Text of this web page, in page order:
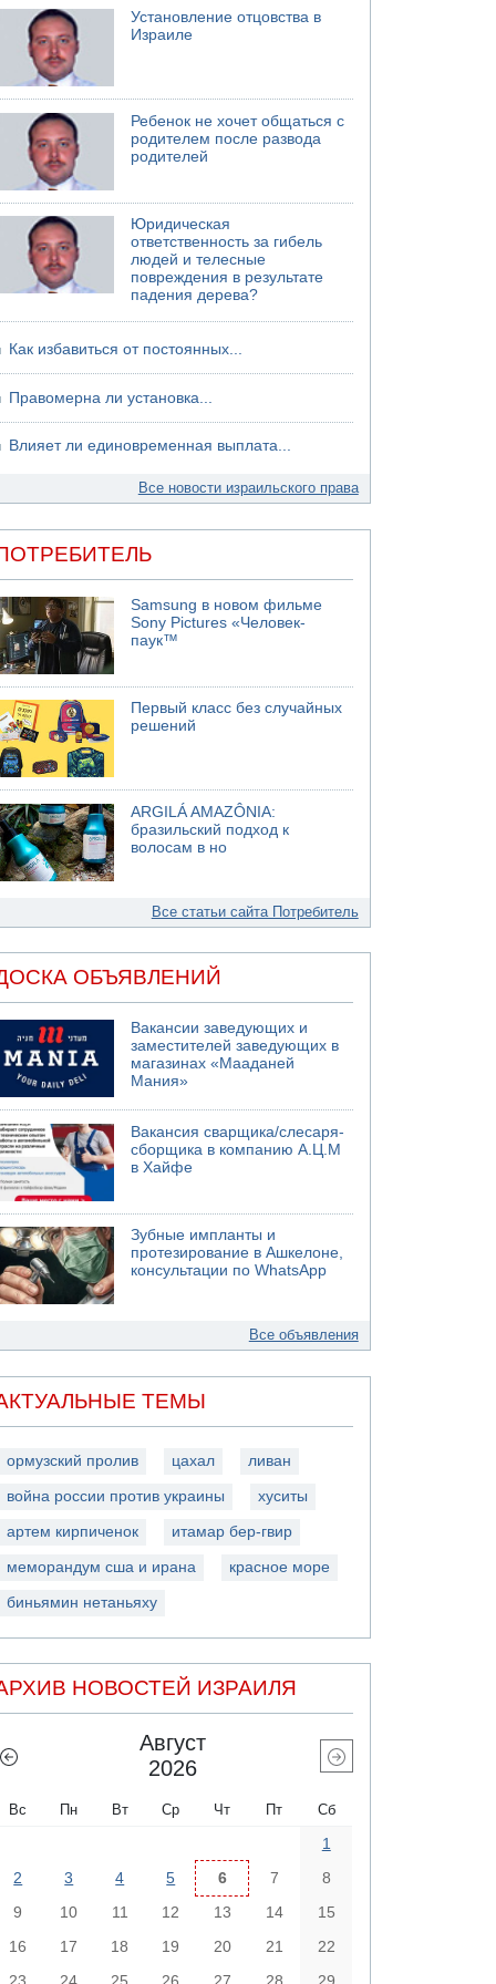
04.08.2026 12:29
Малыш обварился супом в Бней-Браке
Установление отцовства в
Израиле
Ребенок не хочет общаться с
родителем после развода
родителей
Юридическая
ответственность за гибель
людей и телесные
повреждения в результате
падения дерева?
Как избавиться от постоянных...
Правомерна ли установка...
Влияет ли единовременная выплата...
Все новости израильского права
Samsung в новом фильме
Sony Pictures «Человек-
паук™
Первый класс без случайных
решений
ARGILÁ AMAZÔNIA:
бразильский подход к
волосам в но
Все статьи сайта Потребитель
ОБЪЯВЛЕНИЙ
Вакансии заведующих и
заместителей заведующих в
магазинах «Мааданей
Мания»
Вакансия сварщика/слесаря-
сборщика в компанию А.Ц.М
в Хайфе
Зубные импланты и
протезирование в Ашкелоне,
консультации по WhatsApp
Все объявления
ТЕМЫ
ормузский пролив цахал ливан
война россии против украины хуситы
артем кирпиченок итамар бер-гвир
меморандум сша и ирана красное море
биньямин нетаньяху
НОВОСТЕЙ ИЗРАИЛЯ
Август
2026
Вс Пн Вт Ср Чт Пт Сб
1
2
3 4 5 6 7
8
9
10 11 12 13 14
15
16
17 18 19 20 21
22
23
24 25 26 27 28 29